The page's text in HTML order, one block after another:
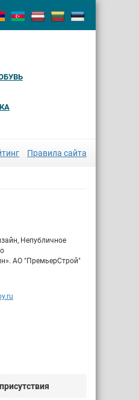
Правила сайта
Непубличное
АО "ПремьерСтрой"